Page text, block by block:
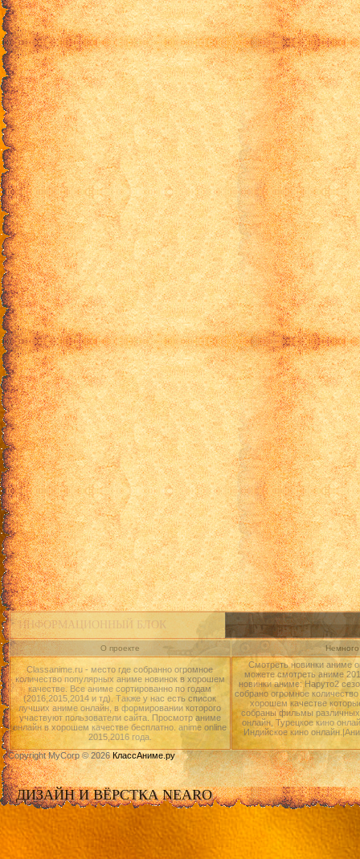
ИНФОРМАЦИОННЫЙ БЛОК
О проекте
Classanime.ru - место где собранно огромное
количество популярных аниме новинок в хорошем
качестве. Все аниме сортированно по годам
(2016,2015,2014 и тд). Также у нас есть список
лучших аниме онлайн, в формировании которого
участвуют пользователи сайта. Просмотр аниме
онлайн в хорошем качестве бесплатно. anime online
2015,2016 года.
Смотреть новинки аниме
можете смотреть аниме
новинки аниме: Наруто2
собрано огромное
хорошем качестве
собраны фильмы различных
онлайн, Турецкое кино
Индийское кино
Copyright MyCorp © 2026КлассАниме.ру
ДИЗАЙН И ВЁРСТКА NEARO